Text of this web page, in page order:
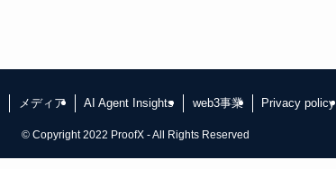
メディア AI Agent Insights web3事業 Privacy policy
©Copyright 2022 ProofX - All Rights Reserved